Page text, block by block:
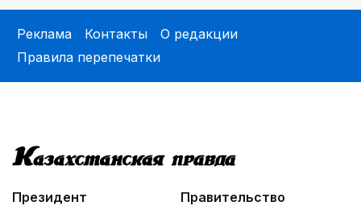
Реклама Контакты
О редакции
Правила перепечатки
Президент
Правительство